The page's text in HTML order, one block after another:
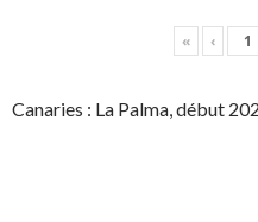
« ‹
Canaries : La Palma, début